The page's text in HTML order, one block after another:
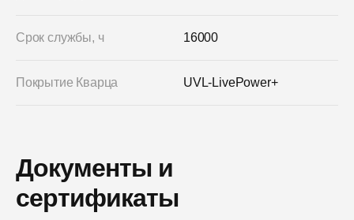
Срок службы, ч 16000
Покрытие Кварца UVL-LivePower+
Документы и
сертификаты